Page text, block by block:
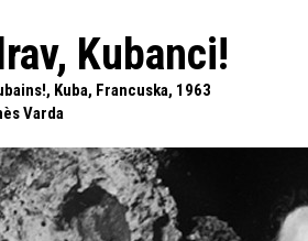
Kubanci!
Kuba, Francuska, 1963
Varda